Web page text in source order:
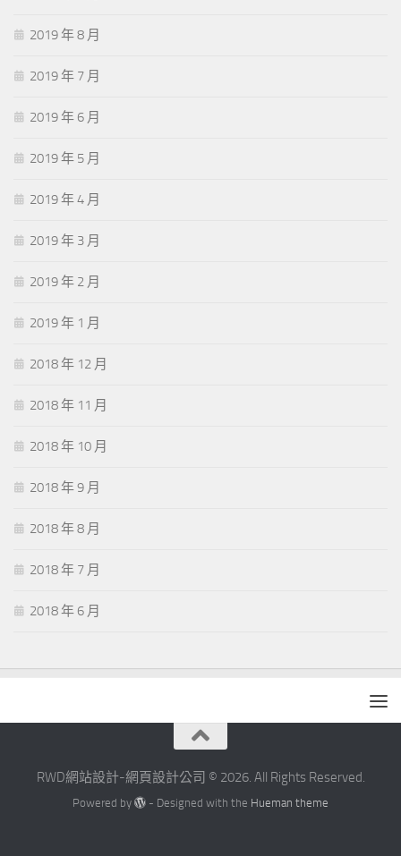
2019 年 8 月
2019 年 7 月
2019 年 6 月
2019 年 5 月
2019 年 4 月
2019 年 3 月
2019 年 2 月
2019 年 1 月
2018 年 12 月
2018 年 11 月
2018 年 10 月
2018 年 9 月
2018 年 8 月
2018 年 7 月
2018 年 6 月
RWD網站設計-網頁設計公司 © 2026. All Rights Reserved.
Powered by - Designed with the Hueman theme